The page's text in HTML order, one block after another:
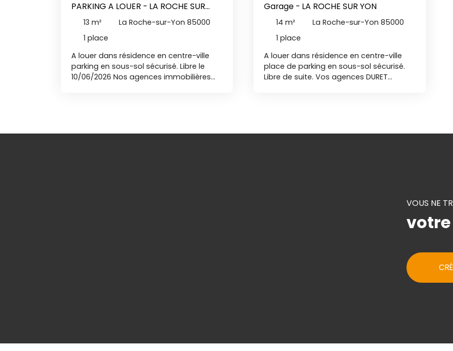
PARKING A LOUER - LA ROCHE SUR
YON
13 m²
La Roche-sur-Yon 85000
1 place
A louer dans résidence en centre-ville
parking en sous-sol sécurisé. Libre le
10/06/2026 Nos agences immobilières
Garage - LA ROCHE SUR YON
14m²
La Roche-sur-Yon 85000
1place
A louer dans résidence en centre-ville
place de parking en sous-sol sécurisé.
Libre de suite. Vos agences DURET
VOUS NE